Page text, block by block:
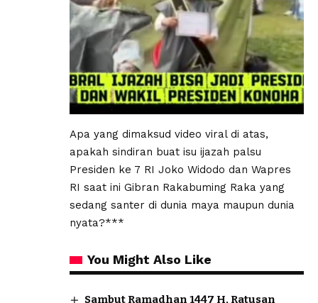
Apa yang dimaksud video viral di atas,
apakah sindiran buat isu ijazah palsu
Presiden ke 7 RI Joko Widodo dan Wapres
RI saat ini Gibran Rakabuming Raka yang
sedang santer di dunia maya maupun dunia
nyata?***
You Might Also Like
Sambut Ramadhan 1447 H, Ratusan